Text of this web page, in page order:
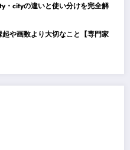
・cityの違いと使い分けを完全解
や画数より大切なこと【専門家